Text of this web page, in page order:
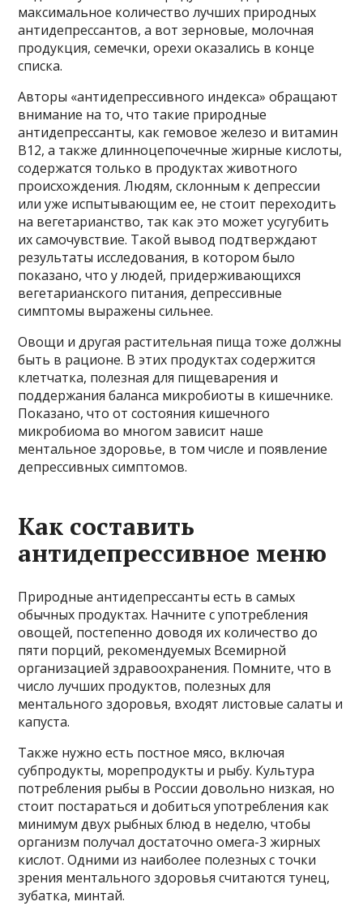
максимальное количество лучших природных
антидепрессантов, а вот зерновые, молочная
продукция, семечки, орехи оказались в конце
списка.
Авторы «антидепрессивного индекса» обращают
внимание на то, что такие природные
антидепрессанты, как гемовое железо и витамин
В12, а также длинноцепочечные жирные кислоты,
содержатся только в продуктах животного
происхождения. Людям, склонным к депрессии
или уже испытывающим ее, не стоит переходить
на вегетарианство, так как это может усугубить
их самочувствие. Такой вывод подтверждают
результаты исследования, в котором было
показано, что у людей, придерживающихся
вегетарианского питания, депрессивные
симптомы выражены сильнее.
Овощи и другая растительная пища тоже должны
быть в рационе. В этих продуктах содержится
клетчатка, полезная для пищеварения и
поддержания баланса микробиоты в кишечнике.
Показано, что от состояния кишечного
микробиома во многом зависит наше
ментальное здоровье, в том числе и появление
депрессивных симптомов.
Как составить
антидепрессивное меню
Природные антидепрессанты есть в самых
обычных продуктах. Начните с употребления
овощей, постепенно доводя их количество до
пяти порций, рекомендуемых Всемирной
организацией здравоохранения. Помните, что в
число лучших продуктов, полезных для
ментального здоровья, входят листовые салаты и
капуста.
Также нужно есть постное мясо, включая
субпродукты, морепродукты и рыбу. Культура
потребления рыбы в России довольно низкая, но
стоит постараться и добиться употребления как
минимум двух рыбных блюд в неделю, чтобы
организм получал достаточно омега-3 жирных
кислот. Одними из наиболее полезных с точки
зрения ментального здоровья считаются тунец,
зубатка, минтай.